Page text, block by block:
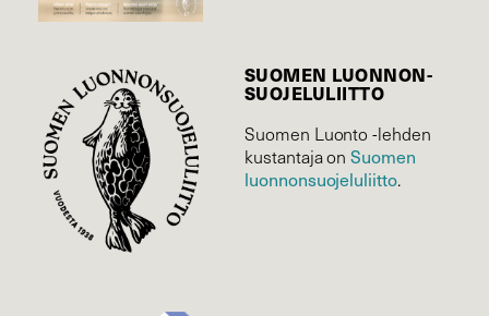
SUOMEN LUONNON­
SUOJELU­LIITTO
Suomen Luonto -lehden
kustantaja onSuomen
luonnonsuojelu­liitto.